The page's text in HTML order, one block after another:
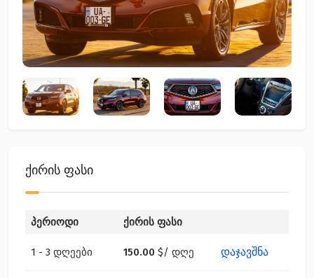
ქირის ფასი
პერიოდი ქირის ფასი
1 - 3 დღეები 150.00 $/ დღე დაჯავშნა